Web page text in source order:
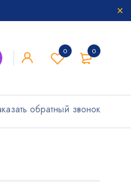
0
0
обратный звонок